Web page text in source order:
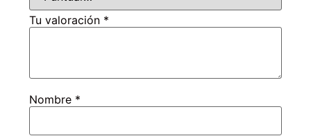
Tu valoración *
Nombre *